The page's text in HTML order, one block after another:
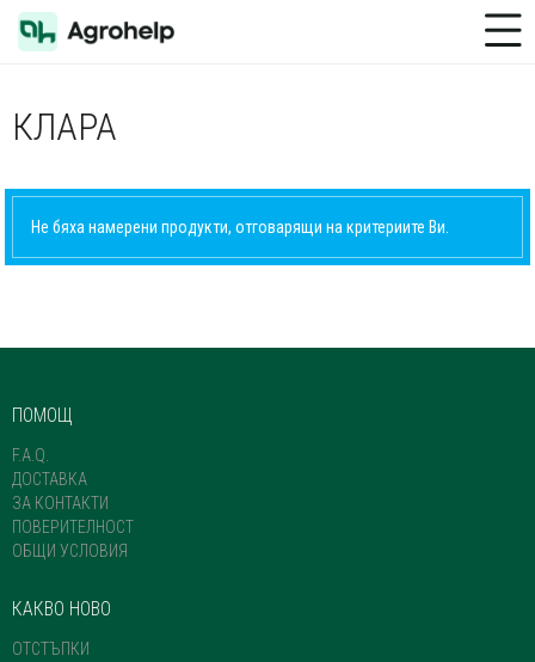
Toggle Menu
КЛАРА
Не бяха намерени продукти, отговарящи на критериите Ви.
ПОМОЩ
F.A.Q.
ДОСТАВКА
ЗА КОНТАКТИ
ПОВЕРИТЕЛНОСТ
ОБЩИ УСЛОВИЯ
КАКВО НОВО
ОТСТЪПКИ